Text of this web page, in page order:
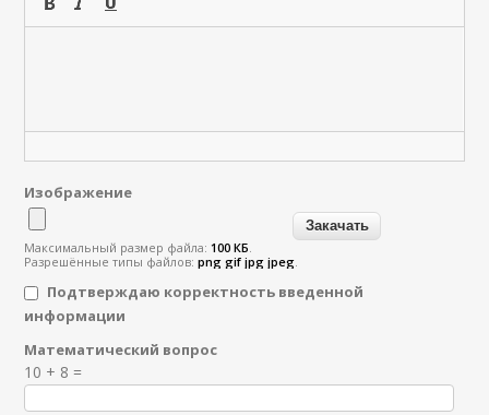
Изображение
Максимальный размер файла:100 КБ.
Разрешённые типы файлов:png gif jpg jpeg.
Подтверждаю корректность введенной
информации
Я спамер
Математический вопрос
10 + 8 =